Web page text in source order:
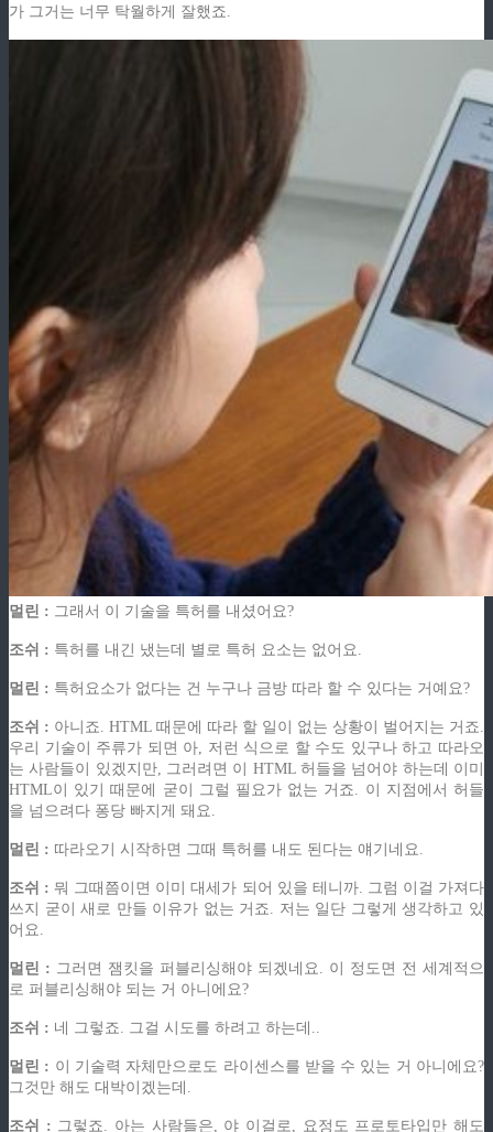
가 그거는 너무 탁월하게 잘했죠.
멀린 : 그래서 이 기술을 특허를 내셨어요?
조쉬 : 특허를 내긴 냈는데 별로 특허 요소는 없어요.
멀린 : 특허요소가 없다는 건 누구나 금방 따라 할 수 있다는 거예요?
조쉬 : 아니죠. HTML 때문에 따라 할 일이 없는 상황이 벌어지는 거죠.
우리 기술이 주류가 되면 아, 저런 식으로 할 수도 있구나 하고 따라오
는 사람들이 있겠지만, 그러려면 이 HTML 허들을 넘어야 하는데 이미
HTML이 있기 때문에 굳이 그럴 필요가 없는 거죠. 이 지점에서 허들
을 넘으려다 퐁당 빠지게 돼요.
멀린 : 따라오기 시작하면 그때 특허를 내도 된다는 얘기네요.
조쉬 : 뭐 그때쯤이면 이미 대세가 되어 있을 테니까. 그럼 이걸 가져다
쓰지 굳이 새로 만들 이유가 없는 거죠. 저는 일단 그렇게 생각하고 있
어요.
멀린 : 그러면 잼킷을 퍼블리싱해야 되겠네요. 이 정도면 전 세계적으
로 퍼블리싱해야 되는 거 아니에요?
조쉬 : 네 그렇죠. 그걸 시도를 하려고 하는데..
멀린 : 이 기술력 자체만으로도 라이센스를 받을 수 있는 거 아니에요?
그것만 해도 대박이겠는데.
조쉬 : 그렇죠. 아는 사람들은, 야 이걸로, 요정도 프로토타입만 해도